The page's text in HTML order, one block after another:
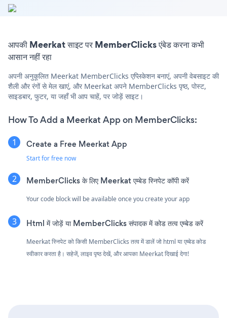
आपकी Meerkat साइट पर MemberClicks एंबेड करना कभी
आसान नहीं रहा
अपनी अनुकूलित Meerkat MemberClicks एप्लिकेशन बनाएं, अपनी वेबसाइट की
शैली और रंगों से मेल खाएं, और Meerkat अपने MemberClicks पृष्ठ, पोस्ट,
साइडबार, फुटर, या जहाँ भी आप चाहें, पर जोड़ें साइट।
How To Add a Meerkat App on MemberClicks:
Create a Free Meerkat App
Start for free now
MemberClicks के लिए Meerkat एम्बेड स्निपेट कॉपी करें
Your code block will be available once you create your app
Html में जोड़ें या MemberClicks संपादक में कोड तत्व एम्बेड करें
Meerkat स्निपेट को किसी MemberClicks तत्व में डालें जो html या एम्बेड कोड
स्वीकार करता है। सहेजें, लाइव पृष्ठ देखें, और आपका Meerkat दिखाई देगा!